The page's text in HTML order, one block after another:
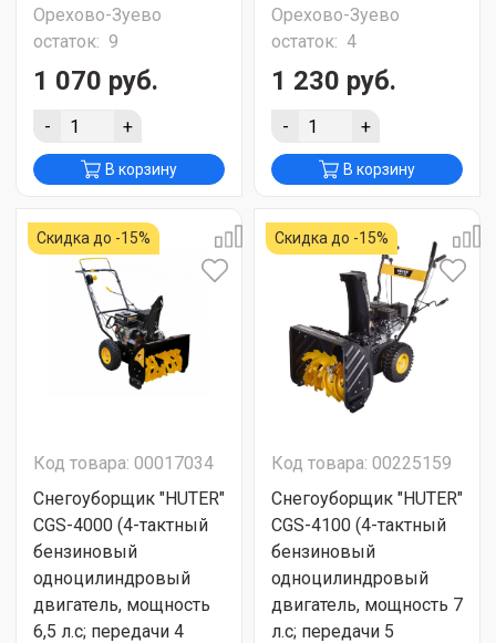
Орехово-Зуево
остаток: 9
1 070 руб.
- +
В корзину
Орехово-Зуево
остаток: 4
1 230 руб.
- +
В корзину
Скидка до -15%
Код товара: 00017034
Снегоуборщик "HUTER"
CGS-4000 (4-тактный
бензиновый
одноцилиндровый
двигатель, мощность
6,5 л.с; передачи 4
Скидка до -15%
Код товара: 00225159
Снегоуборщик "HUTER"
CGS-4100 (4-тактный
бензиновый
одноцилиндровый
двигатель, мощность 7
л.с; передачи 5